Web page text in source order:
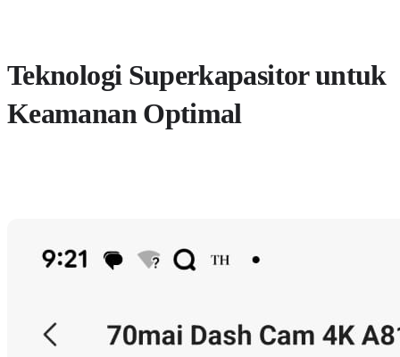
Teknologi Superkapasitor untuk
Keamanan Optimal